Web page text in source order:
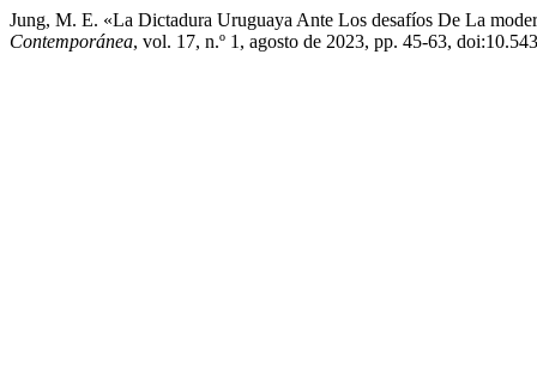
Jung, M. E. «La Dictadura Uruguaya Ante Los desafíos De La
Contemporánea, vol. 17, n.º 1, agosto de 2023, pp. 45-63,